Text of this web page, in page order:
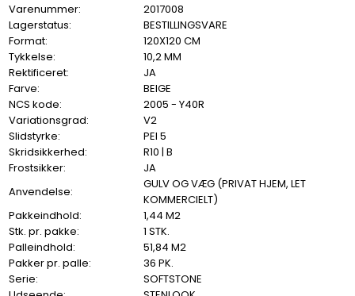
Varenummer:
2017008
Lagerstatus:
BESTILLINGSVARE
Format:
120X120 CM
Tykkelse:
10,2 MM
Rektificeret:
JA
Farve:
BEIGE
NCS kode:
2005 - Y40R
Variationsgrad:
V2
Slidstyrke:
PEI 5
Skridsikkerhed:
R10 | B
Frostsikker:
JA
Anvendelse:
GULV OG VÆG (PRIVAT HJEM, LET
KOMMERCIELT)
Pakkeindhold:
1,44 M2
Stk. pr. pakke:
1 STK.
Palleindhold:
51,84 M2
Pakker pr. palle:
36 PK.
Serie:
SOFTSTONE